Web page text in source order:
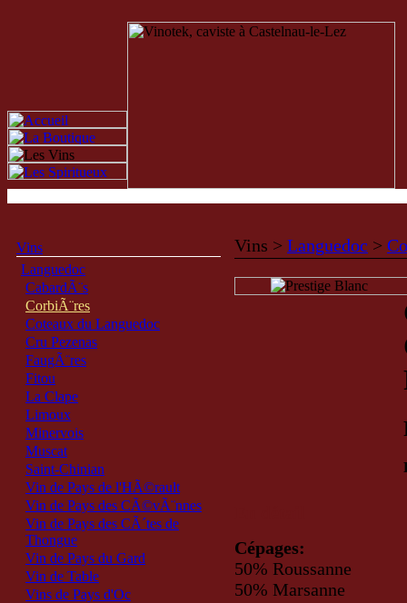
Vins
Languedoc
CabardÃ¨s
CorbiÃ¨res
Coteaux du Languedoc
Cru Pezenas
FaugÃ¨res
Fitou
La Clape
Limoux
Minervois
Muscat
Saint-Chinian
Vin de Pays de l'HÃ©rault
Vin de Pays des CÃ©vÃ¨nnes
Vin de Pays des CÃ´tes de
Thongue
Vin de Pays du Gard
Vin de Table
Vins de Pays d'Oc
Vins > Languedoc >
Cépages:
50% Roussanne
50% Marsanne